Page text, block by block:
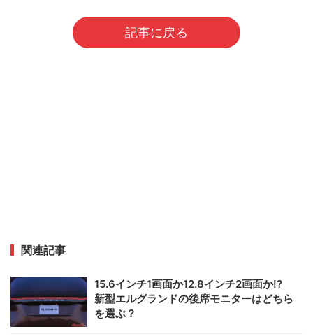
記事に戻る
関連記事
15.6インチ1画面か12.8インチ2画面か!?
新型エルグランドの後席モニターはどちら
を選ぶ？